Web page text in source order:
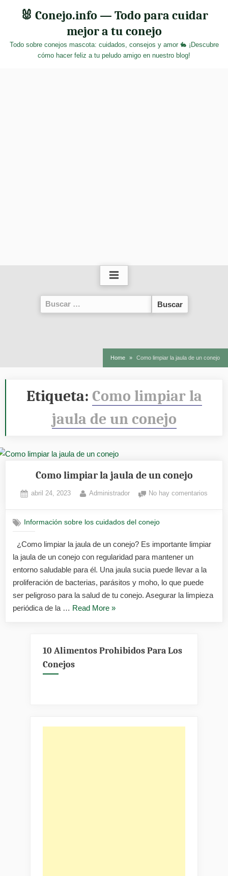
🐰 Conejo.info — Todo para cuidar
mejor a tu conejo
Todo sobre conejos mascota: cuidados, consejos y amor 🐇 ¡Descubre
cómo hacer feliz a tu peludo amigo en nuestro blog!
Buscar:
Home Como limpiar la jaula de un conejo
Etiqueta: Como limpiar la
jaula de un conejo
Como limpiar la jaula de un conejo
Posted
abril 24, 2023 By
Administrador No hay comentarios
de
Información sobre los cuidados del conejo
¿Como limpiar la jaula de un conejo? Es importante limpiar
la jaula de un conejo con regularidad para mantener un
entorno saludable para él. Una jaula sucia puede llevar a la
proliferación de bacterias, parásitos y moho, lo que puede
ser peligroso para la salud de tu conejo. Asegurar la limpieza
periódica de la … Read More«Como
jaula
»
10 Alimentos Prohibidos Para Los
Conejos